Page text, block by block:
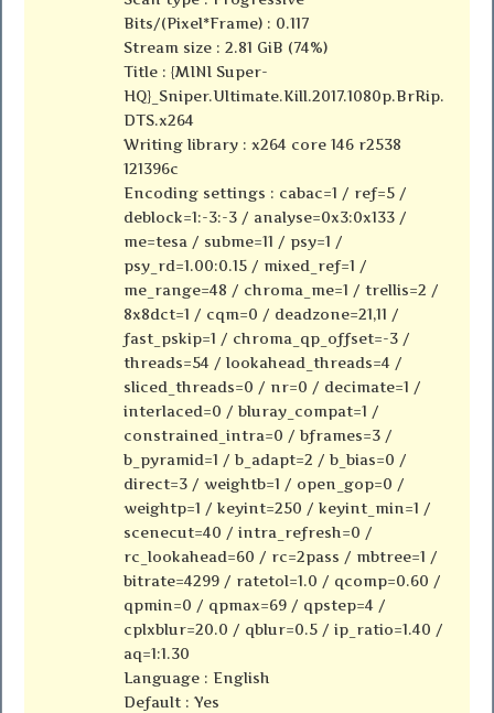
Bits/(Pixel*Frame) : 0.117
Stream size : 2.81 GiB (74%)
Title : {MINI Super-
HQ}_Sniper.Ultimate.Kill.2017.1080p.BrRip.
DTS.x264
Writing library : x264 core 146 r2538
121396c
Encoding settings : cabac=1 / ref=5 /
deblock=1:-3:-3 / analyse=0x3:0x133 /
me=tesa / subme=11 / psy=1 /
psy_rd=1.00:0.15 / mixed_ref=1 /
me_range=48 / chroma_me=1 / trellis=2 /
8x8dct=1 / cqm=0 / deadzone=21,11 /
fast_pskip=1 / chroma_qp_offset=-3 /
threads=54 / lookahead_threads=4 /
sliced_threads=0 / nr=0 / decimate=1 /
interlaced=0 / bluray_compat=1 /
constrained_intra=0 / bframes=3 /
b_pyramid=1 / b_adapt=2 / b_bias=0 /
direct=3 / weightb=1 / open_gop=0 /
weightp=1 / keyint=250 / keyint_min=1 /
scenecut=40 / intra_refresh=0 /
rc_lookahead=60 / rc=2pass / mbtree=1 /
bitrate=4299 / ratetol=1.0 / qcomp=0.60 /
qpmin=0 / qpmax=69 / qpstep=4 /
cplxblur=20.0 / qblur=0.5 / ip_ratio=1.40 /
aq=1:1.30
Language : English
Default : Yes